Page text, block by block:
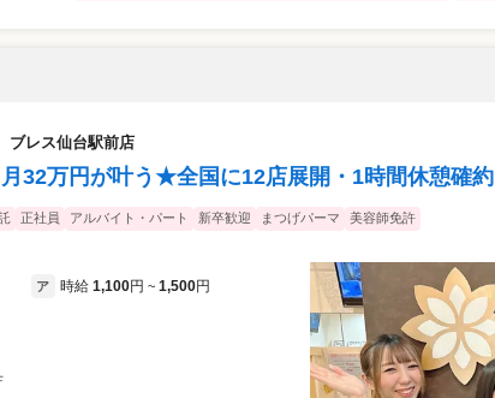
ブレス仙台駅前店
32万円が叶う★全国に12店展開・1時間休憩確約
正社員 アルバイト・パート 新卒歓迎 まつげパーマ 美容師免許
ア 時給 1,100円 ~ 1,500円